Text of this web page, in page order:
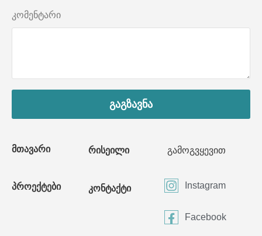
მთავარი
პროექტები
რისეილი
კონტაქტი
გამოგვყევით
Instagram
Facebook
კომენტარი
გაგზავნა